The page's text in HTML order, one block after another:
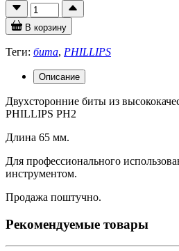
В корзину
Теги: бита, PHILLIPS
Описание
Двухсторонние биты из
PHILLIPS PH2
Длина 65 мм.
Для профессионального
инструментом.
Продажа поштучно.
Рекомендуемые товары